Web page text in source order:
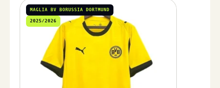
MAGLIA BV BORUSSIA DORTMUND
2025/2026